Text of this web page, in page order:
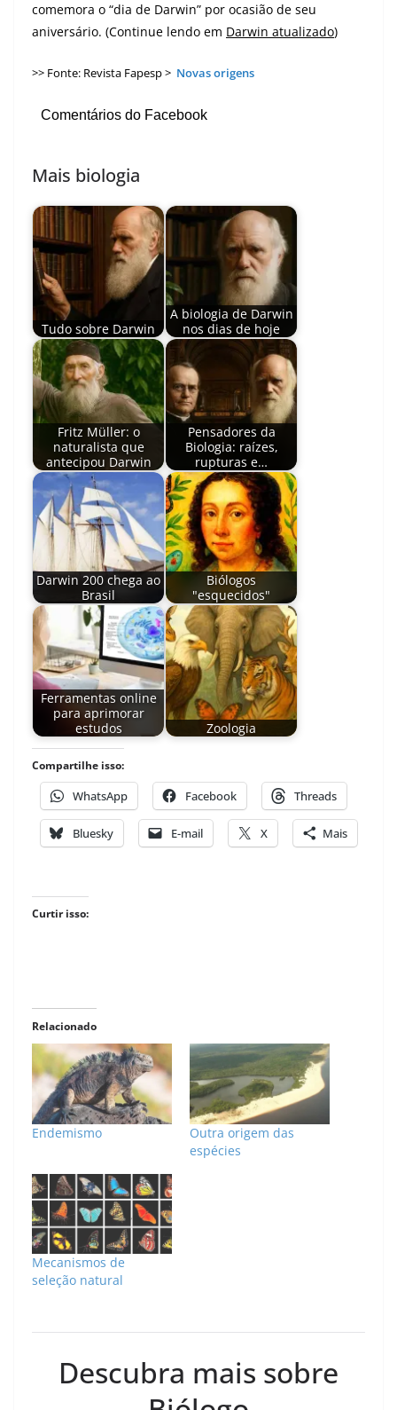
comemora o “dia de Darwin” por ocasião de seu
aniversário. (Continue lendo em Darwin atualizado)
>> Fonte: Revista Fapesp > Novas origens
Comentários do Facebook
Mais biologia
Tudo sobre Darwin
A biologia de Darwin
nos dias de hoje
Fritz Müller: o
naturalista que
antecipou Darwin
Pensadores da
Biologia: raízes,
rupturas e…
Darwin 200 chega ao
Brasil
Biólogos
"esquecidos"
Ferramentas online
para aprimorar
estudos
Zoologia
Compartilhe isso:
WhatsApp Facebook Threads
Bluesky E-mail X Mais
Curtir isso:
Relacionado
Endemismo
Outra origem das
espécies
Mecanismos de
seleção natural
Descubra mais sobre